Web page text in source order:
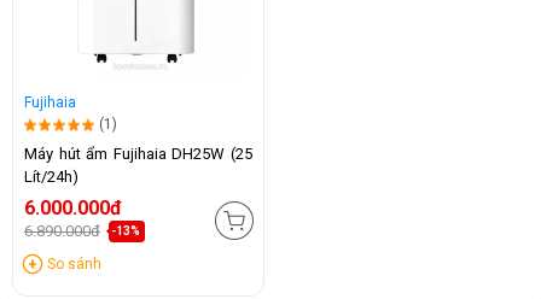
Fujihaia
(1)
Máy hút ẩm Fujihaia DH25W (25
Lít/24h)
6.000.000đ
6.890.000đ -13%
So sánh